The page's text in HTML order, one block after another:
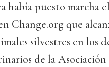
había puesto marcha
Change.org que
silvestres en los
de la